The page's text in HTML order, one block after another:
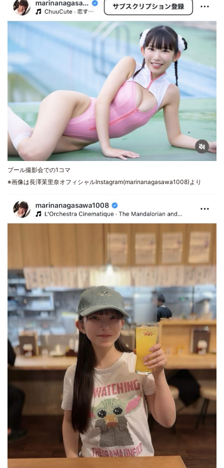
プール撮影会での1コマ
※画像は長澤茉里奈オフィシャルInstagram(marinanagasawa1008)より